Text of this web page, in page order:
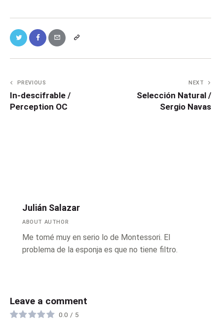
PREVIOUS
In-descifrable /
Perception OC
NEXT
Selección Natural /
Sergio Navas
Julián Salazar
ABOUT AUTHOR
Me tomé muy en serio lo de Montessori. El
problema de la esponja es que no tiene filtro.
Leave a comment
0.0 / 5